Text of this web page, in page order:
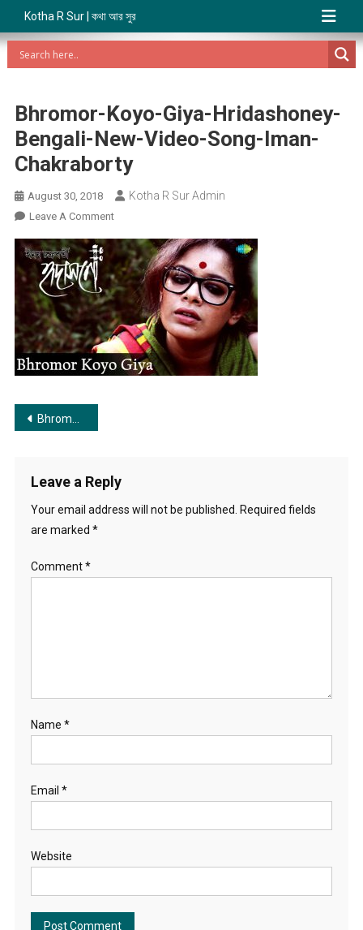
Kotha R Sur | কথা আর সুর
Bhromor-Koyo-Giya-Hridashoney-
Bengali-New-Video-Song-Iman-
Chakraborty
August 30, 2018 Kotha R Sur Admin
Leave A CommentOn
Koyo-
Giya-
Hridashoney-
Bengali-
New-
Video-
Song-
Post
Bhromor Koiyo Giya | ভ্রমর কইয়ো গিয়া
Leave a Reply
Your email address will not be published.
Required fields
are marked *
Comment*
Name *
Email *
Website